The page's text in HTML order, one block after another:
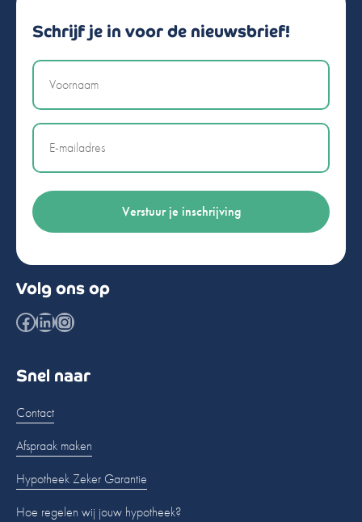
Schrijf je in voor de nieuwsbrief!
Naam
Email
Volg ons op
Facebook
LinkedIn
Instagram
Snel naar
Contact
Afspraak maken
Hypotheek Zeker Garantie
Hoe regelen wij jouw hypotheek?